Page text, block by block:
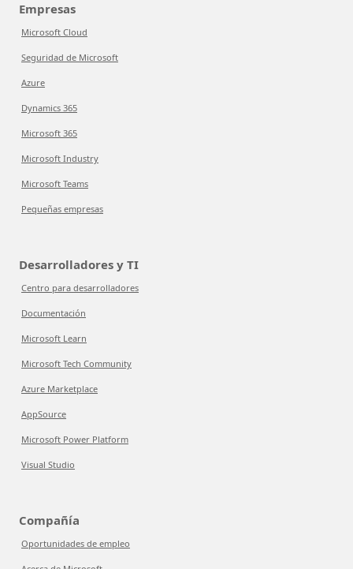
Empresas
Microsoft Cloud
Seguridad de Microsoft
Azure
Dynamics 365
Microsoft 365
Microsoft Industry
Microsoft Teams
Pequeñas empresas
Desarrolladores y TI
Centro para desarrolladores
Documentación
Microsoft Learn
Microsoft Tech Community
Azure Marketplace
AppSource
Microsoft Power Platform
Visual Studio
Compañía
Oportunidades de empleo